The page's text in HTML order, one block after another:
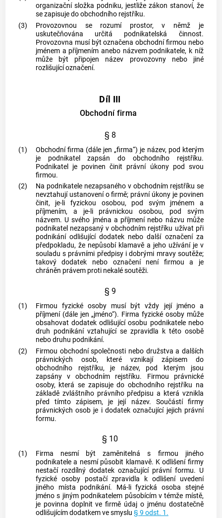
organizační složka podniku, jestliže zákon stanoví, že
se zapisuje do obchodního rejstříku.
(3)
Provozovnou se rozumí prostor, v němž je
uskutečňována určitá podnikatelská činnost.
Provozovna musí být označena obchodní firmou nebo
jménem a příjmením anebo názvem podnikatele, k níž
může být připojen název provozovnynebo jiné
rozlišující označení.
Díl III
Obchodní firma
§ 8
(1)
Obchodní firma (dále jen „firma“) je název, pod kterým
je podnikatel zapsán do obchodního rejstříku.
Podnikatel je povinen činit právní úkony pod svou
firmou.
(2)
Na podnikatele nezapsaného v obchodním rejstříku se
nevztahují ustanovení o firmě; právní úkony je povinen
činit, je-li fyzickou osobou, pod svým jménem a
příjmením, a je-li právnickou osobou, pod svým
názvem. U svého jména a příjmení nebo názvu může
podnikatel nezapsaný v obchodním rejstříku užívat při
podnikáníodlišující dodatek nebo další označení za
předpokladu, že nepůsobí klamavě a jeho užívání je v
souladu s právními předpisy i dobrými mravy soutěže;
takový dodatek nebo označení není firmou a je
chráněn právem proti nekalé soutěži.
§ 9
(1)
Firmou fyzické osoby musí být vždy její jméno a
příjmení (dále jen „jméno“). Firma fyzické osoby může
obsahovat dodatek odlišující osobu podnikatele nebo
druh podnikánívztahující se zpravidla k této osobě
nebo druhu podnikání.
(2)
Firmou obchodní společnosti nebo družstva a dalších
právnických osob, které vznikají zápisem do
obchodního rejstříku, je název, pod kterým jsou
zapsány v obchodním rejstříku. Firmou právnické
osoby, která se zapisuje do obchodního rejstříku na
základě zvláštního právního předpisu a která vznikla
před tímto zápisem, je její název. Součástí firmy
právnických osob je i dodatek označující jejich právní
formu.
§ 10
(1)
Firma nesmí být zaměnitelná s firmou jiného
podnikatele a nesmí působit klamavě. K odlišení firmy
nestačí rozdílný dodatek označující právní formu. U
fyzické osoby postačí zpravidla k odlišení uvedení
jiného místa podnikání. Má-li fyzická osoba stejné
jméno s jiným podnikatelem působícím v témže místě,
je povinna doplnit ve firmě údaj o jménu dostatečně
odlišujícím dodatkem ve smyslu § 9 odst. 1.